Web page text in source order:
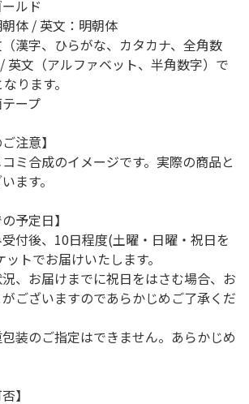
ルド
体 / 英文：明朝体
漢字、ひらがな、カタカナ、全角数
英文（アルファベット、半角数字）で
ります。
ープ
注意】
ミ合成のイメージです。実際の商品と
ます。
予定日】
付後、10日程度(土曜・日曜・祝日を
トでお届けいたします。
、お届けまでに祝日をはさむ場合、お
ございますのであらかじめご了承くだ
装のご指定はできません。あらかじめ
】